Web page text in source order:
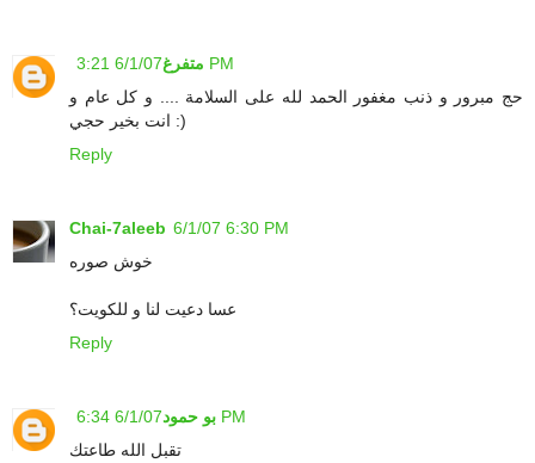
متفرغ 6/1/07 3:21 PM
حج مبرور و ذنب مغفور الحمد لله على السلامة .... و كل عام و
انت بخير حجي :)
Reply
Chai-7aleeb 6/1/07 6:30 PM
خوش صوره
عسا دعيت لنا و للكويت؟
Reply
بو حمود 6/1/07 6:34 PM
تقبل الله طاعتك